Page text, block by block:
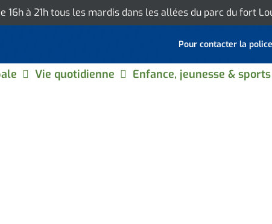
16h à 21h tous les mardis dans les allées du parc du fort
Pour contacter la
Vie quotidienne Enfance, jeunesse & sports